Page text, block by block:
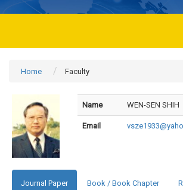
Home Faculty
Name WEN-SEN SHIH
Email
Journal Paper Book / Book Chapter